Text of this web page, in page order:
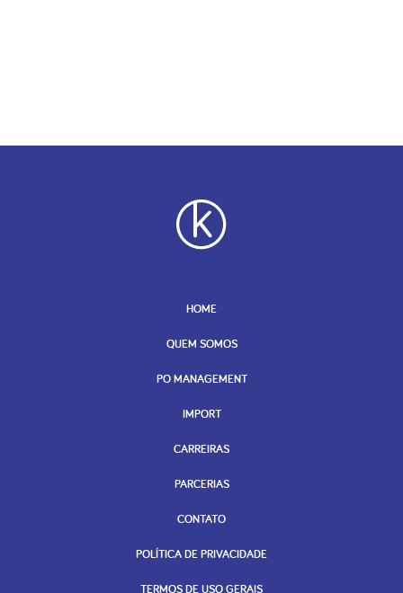
HOME
QUEM SOMOS
PO MANAGEMENT
IMPORT
CARREIRAS
PARCERIAS
CONTATO
POLÍTICA DE PRIVACIDADE
TERMOS DE USO GERAIS